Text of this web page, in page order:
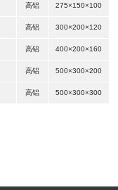
高铝 275×150×100
高铝 300×200×120
高铝 400×200×160
高铝 500×300×200
高铝 500×300×300